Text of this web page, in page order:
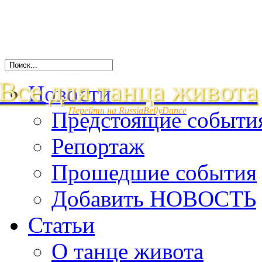
для танца живота
Перейти на RussiaBellyDance
Новости
Предстоящие
Репортаж
Прошедшие события
Добавить НОВОСТЬ
Статьи
О танце живота